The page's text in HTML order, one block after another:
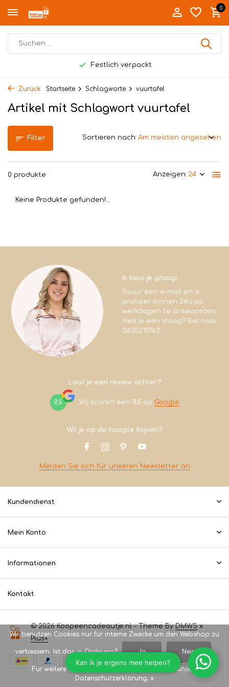
0
Festlich verpackt
Zurück Startseite Schlagworte vuurtafel
Artikel mit Schlagwort vuurtafel
Filter
0 produkte Anzeigen:
Sortieren nach:
Keine Produkte gefunden!...
Ik help je graag!
Stuur een e-mail en ik
probeer binnen 24u op
werkdagen te antwoorden.
Heb je een vraag? Bel naar
0630210762
Laat je een review achter?
9,5 Wij scoren een 9,5 op Google
Wil je op de hoogte blijven?
Melden Sie sich für unseren Newsletter an
Kundendienst
Mein Konto
Informationen
Kontakt
© 2026 Koopeencadeautje.nl - Theme ByDMWSx
Plus+
Wir benutzen Cookies nur für interne Zwecke um den Webshop zu
verbessern. Ist das in Ordnung? Ja Nein
Für weitere Informationen beachten Sie bitte unsere
Datenschutzerklärung. »